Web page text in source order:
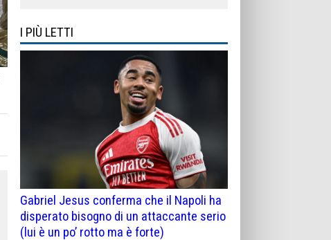
I PIÙ LETTI
Gabriel Jesus conferma che il Napoli ha
disperato bisogno di un attaccante serio
(lui è un po’ rotto ma è forte)